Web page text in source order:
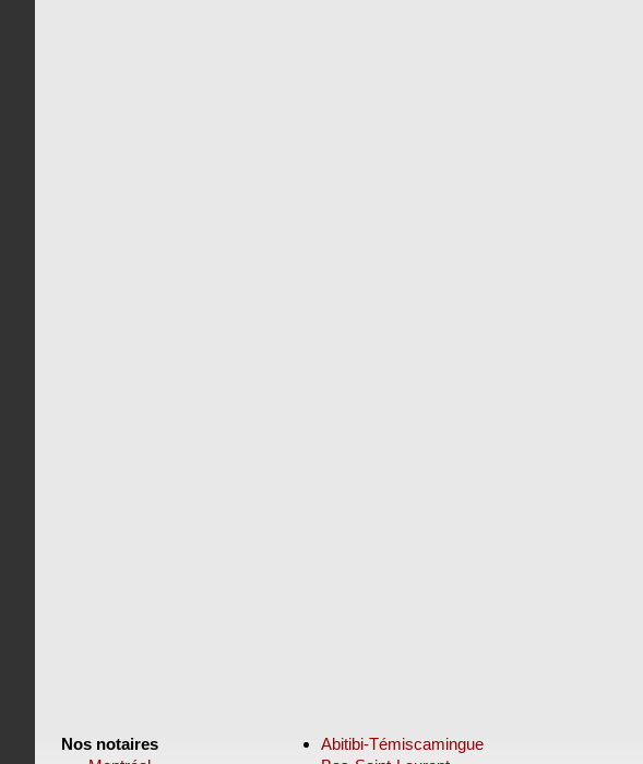
Nos notaires
Abitibi-Témiscamingue